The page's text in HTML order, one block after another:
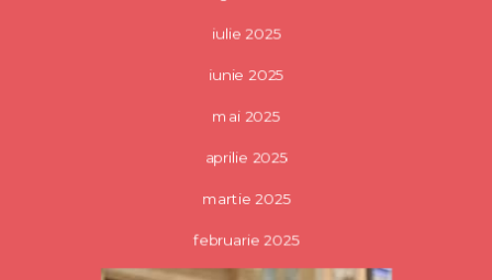
iulie 2025
iunie 2025
mai 2025
aprilie 2025
martie 2025
februarie 2025